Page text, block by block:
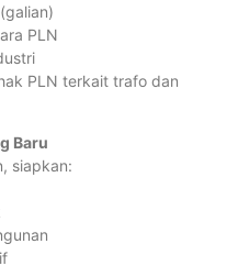
PLN
PLN terkait trafo dan
Baru
siapkan: